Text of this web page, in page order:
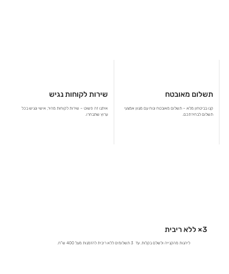
שירות לקוחות נגיש
איתנו זה פשוט – שירות לקוחות מהיר, אישי ונגיש בכל
ערוץ שתבחרו.
תשלום מאובטח
קנו בביטחון מלא – תשלום מאובטח ונוח עם מגוון אמצעי
תשלום לבחירתכם.
3× ללא ריבית
ליהנות מהקנייה ולשלם בקלות. עד 3 תשלומים ללא ריבית להזמנות מעל 400 ש"ח.